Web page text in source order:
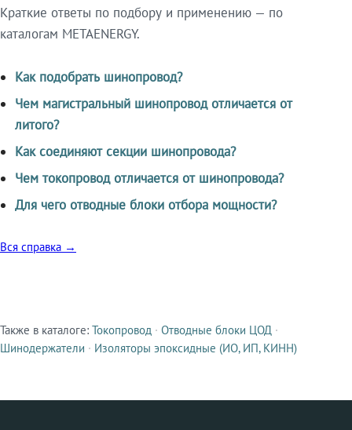
Краткие ответы по подбору и применению — по
каталогам METAENERGY.
Как подобрать шинопровод?
Чем магистральный шинопровод отличается от
литого?
Как соединяют секции шинопровода?
Чем токопровод отличается от шинопровода?
Для чего отводные блоки отбора мощности?
Вся справка →
Смежные продукты
Также в каталоге: Токопровод · Отводные блоки ЦОД ·
Шинодержатели · Изоляторы эпоксидные (ИО, ИП, КИНН)